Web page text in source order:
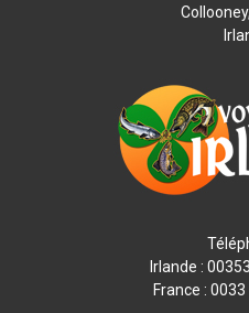
Irlande :
France :